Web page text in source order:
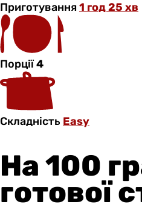
Приготування1 год 25 хв
Порції4
Складність Easy
На 100
готової